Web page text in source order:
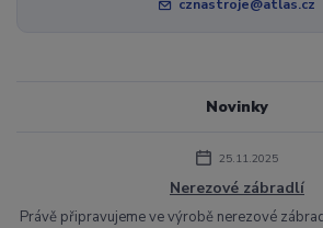
cznastroje@atlas.cz
Novinky
25.11.2025
Nerezové zábradlí
Právě připravujeme ve výrobě nerezové